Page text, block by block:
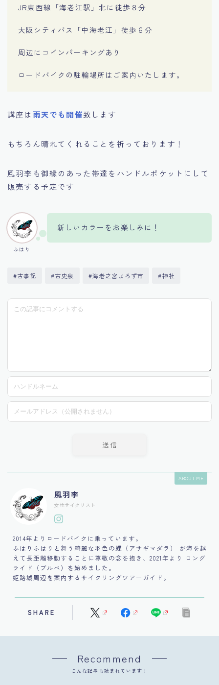
JR東西線「海老江駅」北に徒歩８分
大阪シティバス「中海老江」徒歩６分
周辺にコインパーキングあり
ロードバイクの駐輪場所はご案内いたします。
講座は 雨天でも開催致します
もちろん晴れてくれることを祈っております！
風羽李も御縁のあった帯達をハンドルポケットにして
販売する予定です
ふはり
新しいカラーをお楽しみに！
#古事記 #古史泉 #海老之宮よろず市 #神社
ABOUT ME
風羽李
女性サイクリスト
2014年よりロードバイクに乗っています。
ふはりふはりと舞う綺麗な羽色の蝶（アサギマダラ） が海を越
えて長距離移動することに尊敬の念を抱き、2021年より ロング
ライド（ブルべ）を始めました。
姫路城周辺を案内するサイクリングツアーガイド。
SHARE
Recommend
こんな記事も読まれています！